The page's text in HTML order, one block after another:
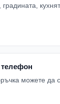
можете да